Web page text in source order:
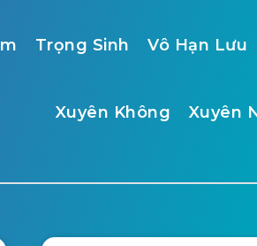
Trọng Sinh Vô Hạn Lưu
Xuyên Không Xuyên